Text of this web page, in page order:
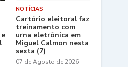
NOTÍCIAS
Cartório eleitoral faz
treinamento com
urna eletrônica em
Miguel Calmon nesta
sexta (7)
07 de Agosto de 2026